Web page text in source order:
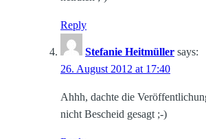
Reply
Stefanie Heitmüller says:
26. August 2012 at 17:40
Ahhh, dachte die
nicht Bescheid gesagt ;-)